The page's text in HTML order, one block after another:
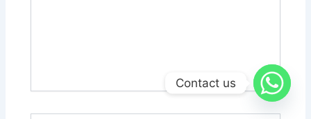
Contact us